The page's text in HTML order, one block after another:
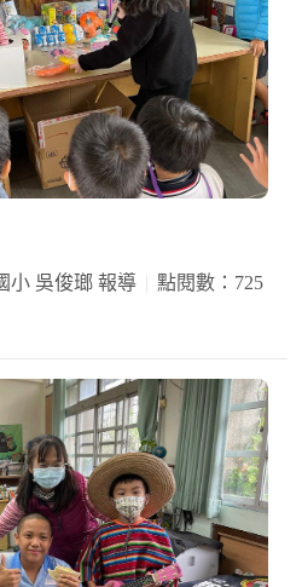
小 吳俊瑯 報導
點閱數：725